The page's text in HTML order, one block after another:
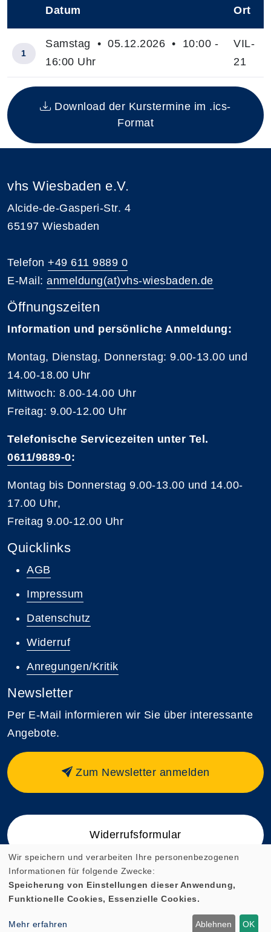
Insgesamt gibt es 1 Termine zum diesen Kurs
Datum Ort
1
Samstag • 05.12.2026 • 10:00 -
16:00 Uhr
VIL-
21
Download der Kurstermine im .ics-
Format
vhs Wiesbaden e.V.
Alcide-de-Gasperi-Str. 4
65197 Wiesbaden
Telefon +49 611 9889 0
E-Mail: anmeldung(at)vhs-wiesbaden.de
Öffnungszeiten
Information und persönliche Anmeldung:
Montag, Dienstag, Donnerstag: 9.00-13.00 und
14.00-18.00 Uhr
Mittwoch: 8.00-14.00 Uhr
Freitag: 9.00-12.00 Uhr
Telefonische Servicezeiten unter Tel.
0611/9889-0:
Montag bis Donnerstag 9.00-13.00 und 14.00-
17.00 Uhr,
Freitag 9.00-12.00 Uhr
Quicklinks
AGB
Impressum
Datenschutz
Widerruf
Anregungen/Kritik
Newsletter
Per E-Mail informieren wir Sie über interessante
Angebote.
Zum Newsletter anmelden
Widerrufsformular
Cookie Einstellungen
Wir speichern und verarbeiten Ihre personenbezogenen
Informationen für folgende Zwecke:
Speicherung von Einstellungen dieser Anwendung,
Funktionelle Cookies, Essenzielle Cookies.
Mehr erfahren Ablehnen OK